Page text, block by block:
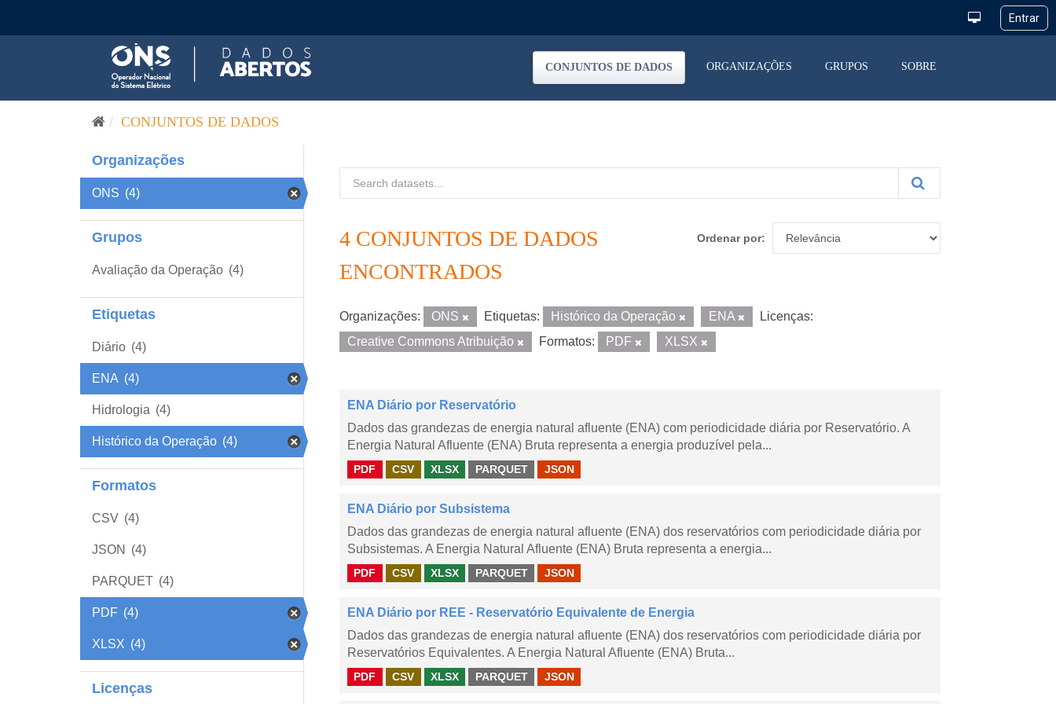
CONJUNTOS DE DADOS ORGANIZAÇÕES GRUPOS SOBRE
CONJUNTOS DE DADOS
Organizações
ONS (4)
Grupos
Avaliação da Operação (4)
Etiquetas
Diário (4)
ENA (4)
Hidrologia (4)
Histórico da Operação (4)
Formatos
CSV (4)
JSON (4)
PARQUET (4)
PDF (4)
XLSX (4)
Licenças
Ordenar por
4 CONJUNTOS DE DADOS
ENCONTRADOS
Organizações: ONS Etiquetas: Histórico da Operação ENA
Licenças:
Creative Commons Atribuição
Formatos: PDF XLSX
ENA Diário por Reservatório
Dados das grandezas de energia natural afluente (ENA) com periodicidade diária por Reservatório. A
Energia Natural Afluente (ENA) Bruta representa a energia produzível pela...
PDF CSV XLSX PARQUET JSON
ENA Diário por Subsistema
Dados das grandezas de energia natural afluente (ENA) dos reservatórios com periodicidade diária por
Subsistemas. A Energia Natural Afluente (ENA) Bruta representa a energia...
PDF CSV XLSX PARQUET JSON
ENA Diário por REE - Reservatório Equivalente de Energia
Dados das grandezas de energia natural afluente (ENA) dos reservatórios com periodicidade diária por
Reservatórios Equivalentes. A Energia Natural Afluente (ENA) Bruta...
PDF CSV XLSX PARQUET JSON